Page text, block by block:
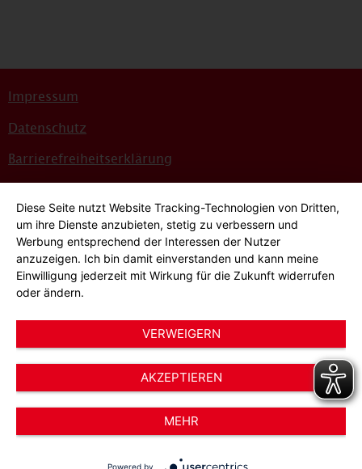
Impressum
Datenschutz
Barrierefreiheitserklärung
Bildnachweise
Hinweisgeber*innensystem
Cookie-Einstellungen
© 2026 AWO Düsseldorf – Arbeiterwohlfahrt e.V.
Diese Seite nutzt Website Tracking-Technologien von Dritten,
um ihre Dienste anzubieten, stetig zu verbessern und
Werbung entsprechend der Interessen der Nutzer
anzuzeigen. Ich bin damit einverstanden und kann meine
Einwilligung jederzeit mit Wirkung für die Zukunft widerrufen
oder ändern.
VERWEIGERN
AKZEPTIEREN
MEHR
Powered by